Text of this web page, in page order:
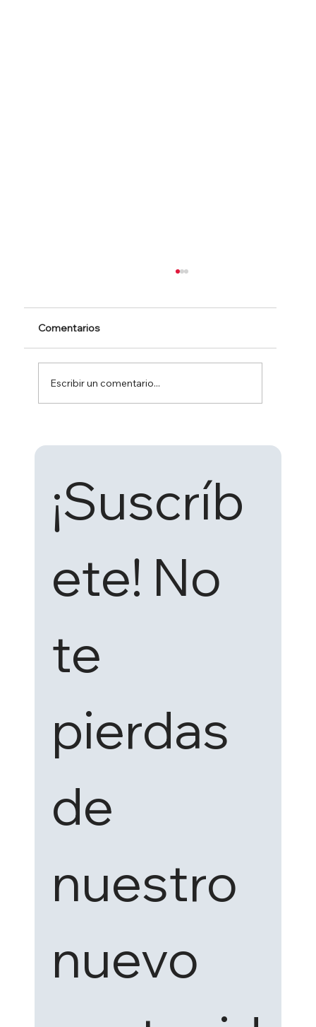
¡Suscríb
ete! No
te
pierdas
de
nuestro
nuevo
del plástico en 2026: por qué no puedes
Comentarios
Escribir un comentario...